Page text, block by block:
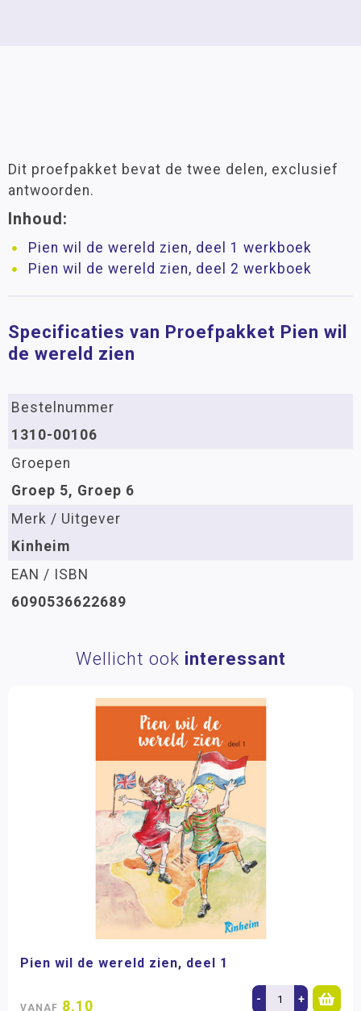
Dit proefpakket bevat de twee delen, exclusief
antwoorden.
Inhoud:
Pien wil de wereld zien, deel 1 werkboek
Pien wil de wereld zien, deel 2 werkboek
Specificaties van Proefpakket Pien wil
de wereld zien
Bestelnummer
1310-00106
Groepen
Groep 5, Groep 6
Merk / Uitgever
Kinheim
EAN / ISBN
6090536622689
Wellicht ook interessant
Pien wil de wereld zien, deel 1
VANAF 8,10 - +